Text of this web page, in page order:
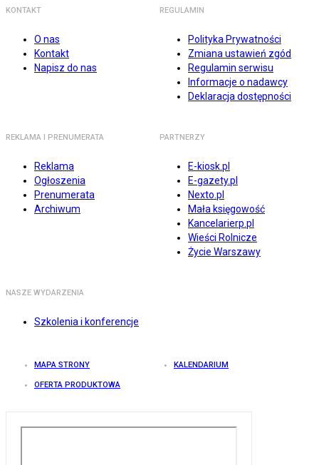
KONTAKT
O nas
Kontakt
Napisz do nas
REGULAMIN
Polityka Prywatności
Zmiana ustawień zgód
Regulamin serwisu
Informacje o nadawcy
Deklaracja dostępności
REKLAMA I PRENUMERATA
Reklama
Ogłoszenia
Prenumerata
Archiwum
PARTNERZY
E-kiosk.pl
E-gazety.pl
Nexto.pl
Mała księgowość
Kancelarierp.pl
Wieści Rolnicze
Życie Warszawy
NASZE WYDARZENIA
Szkolenia i konferencje
MAPA STRONY KALENDARIUM
OFERTA PRODUKTOWA